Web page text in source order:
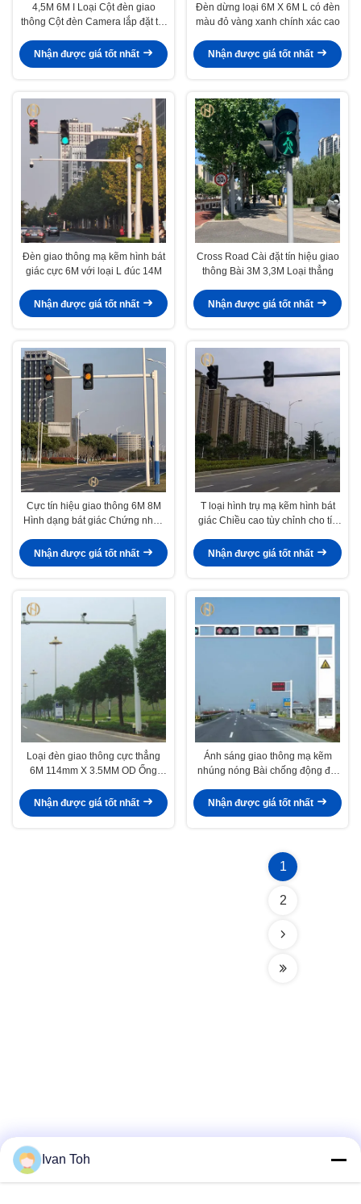
4,5M 6M I Loại Cột đèn giao
thông Cột đèn Camera lắp đặt tại
Nhận được giá tốt nhất
Đèn dừng loại 6M X 6M L có đèn
màu đỏ vàng xanh chính xác cao
Nhận được giá tốt nhất
Đèn giao thông mạ kẽm hình bát
giác cực 6M với loại L đúc 14M
Nhận được giá tốt nhất
Cross Road Cài đặt tín hiệu giao
thông Bài 3M 3,3M Loại thẳng
Nhận được giá tốt nhất
Cực tín hiệu giao thông 6M 8M
Hình dạng bát giác Chứng nhận
Nhận được giá tốt nhất
T loại hình trụ mạ kẽm hình bát
giác Chiều cao tùy chỉnh cho tín
Nhận được giá tốt nhất
Loại đèn giao thông cực thẳng
6M 114mm X 3.5MM OD Ống
Nhận được giá tốt nhất
Ánh sáng giao thông mạ kẽm
nhúng nóng Bài chống động đất
Nhận được giá tốt nhất
1
2
Ivan Toh